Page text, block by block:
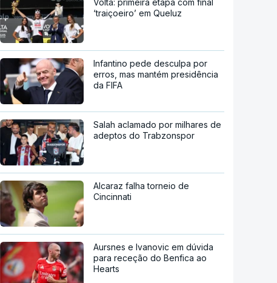
Volta: primeira etapa com final
‘traiçoeiro’ em Queluz
Infantino pede desculpa por
erros, mas mantém presidência
da FIFA
Salah aclamado por milhares de
adeptos do Trabzonspor
Alcaraz falha torneio de
Cincinnati
Aursnes e Ivanovic em dúvida
para receção do Benfica ao
Hearts